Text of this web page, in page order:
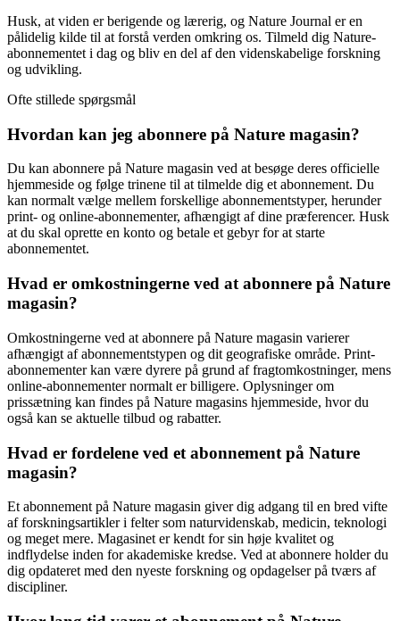
Husk, at viden er berigende og lærerig, og Nature Journal er en
pålidelig kilde til at forstå verden omkring os. Tilmeld dig Nature-
abonnementet i dag og bliv en del af den videnskabelige forskning
og udvikling.
Ofte stillede spørgsmål
Hvordan kan jeg abonnere på Nature magasin?
Du kan abonnere på Nature magasin ved at besøge deres officielle
hjemmeside og følge trinene til at tilmelde dig et abonnement. Du
kan normalt vælge mellem forskellige abonnementstyper, herunder
print- og online-abonnementer, afhængigt af dine præferencer. Husk
at du skal oprette en konto og betale et gebyr for at starte
abonnementet.
Hvad er omkostningerne ved at abonnere på Nature
magasin?
Omkostningerne ved at abonnere på Nature magasin varierer
afhængigt af abonnementstypen og dit geografiske område. Print-
abonnementer kan være dyrere på grund af fragtomkostninger, mens
online-abonnementer normalt er billigere. Oplysninger om
prissætning kan findes på Nature magasins hjemmeside, hvor du
også kan se aktuelle tilbud og rabatter.
Hvad er fordelene ved et abonnement på Nature
magasin?
Et abonnement på Nature magasin giver dig adgang til en bred vifte
af forskningsartikler i felter som naturvidenskab, medicin, teknologi
og meget mere. Magasinet er kendt for sin høje kvalitet og
indflydelse inden for akademiske kredse. Ved at abonnere holder du
dig opdateret med den nyeste forskning og opdagelser på tværs af
discipliner.